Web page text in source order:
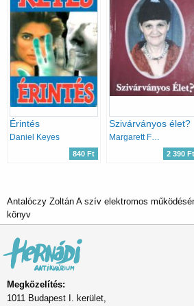
Érintés
Daniel Keyes
840 Ft
Szivárványos élet?
2 390 Ft
Antalóczy Zoltán A szív elektromos
könyv
Megközelítés:
1011 Budapest I. kerület,